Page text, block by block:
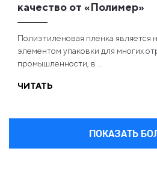
качество от «Полимер»
Полиэтиленовая пленка является
элементом упаковки для многих
промышленности, в ...
ЧИТАТЬ
ПОКАЗАТЬ